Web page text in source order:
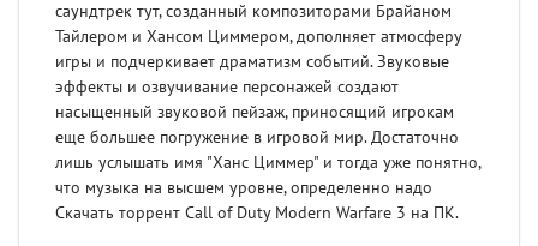
саундтрек тут, созданный композиторами Брайаном
Тайлером и Хансом Циммером, дополняет атмосферу
игры и подчеркивает драматизм событий. Звуковые
эффекты и озвучивание персонажей создают
насыщенный звуковой пейзаж, приносящий игрокам
еще большее погружение в игровой мир. Достаточно
лишь услышать имя "Ханс Циммер" и тогда уже понятно,
что музыка на высшем уровне, определенно надо
Скачать торрент Сall of Duty Modern Warfare 3 на ПК.